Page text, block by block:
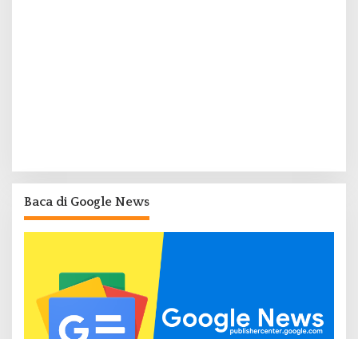
Baca di Google News